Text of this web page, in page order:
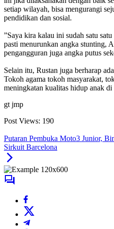
setiap wilayah, bisa mengurangi
pendidikan dan sosial.
‎”Saya kira kalau ini sudah satu
pasti menurunkan angka stunting,
pengangguran juga angka putus
‎Selain itu, Rustan juga berharap
Tokoh agama tokoh masyarakat,
meningkatan kualitas hidup anak
gt jmp
Post Views: 190
Putaran Pembuka Moto3 Junior,
Sirkuit Barcelona